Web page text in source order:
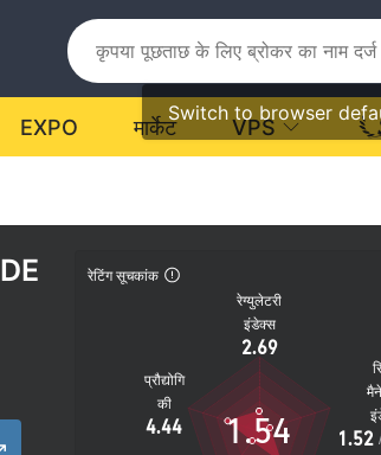
Switch to browser
EXPO मार्केट VPS
रेटिंग सूचकांक
रेग्युलेटरी
इंडेक्स
2.69
प्रौद्योगि
की
4.44
1.52
1.54